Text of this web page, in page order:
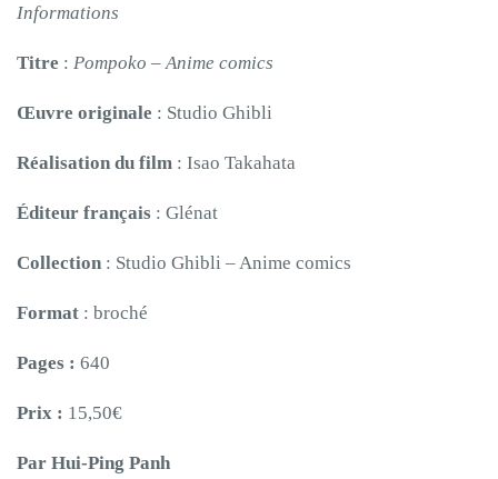
Informations
Titre : Pompoko – Anime comics
Œuvre originale : Studio Ghibli
Réalisation du film : Isao Takahata
Éditeur français : Glénat
Collection : Studio Ghibli – Anime comics
Format : broché
Pages : 640
Prix : 15,50€
Par Hui-Ping Panh